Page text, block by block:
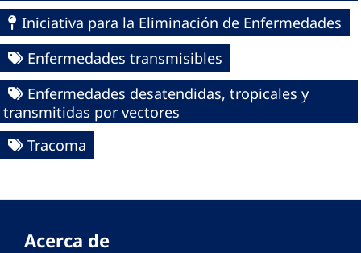
Iniciativa para la Eliminación de Enfermedades
Enfermedades transmisibles
Enfermedades desatendidas, tropicales y
transmitidas por vectores
Tracoma
Acerca de